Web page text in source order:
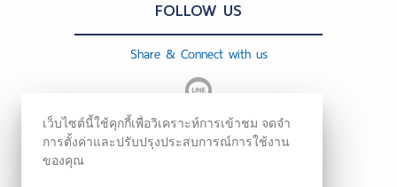
FOLLOW US
Share & Connect with us
เว็บไซต์นี้ใช้คุกกี้เพื่อวิเคราะห์การเข้าชม จดจำ
การตั้งค่าและปรับปรุงประสบการณ์การใช้งาน
ของคุณ